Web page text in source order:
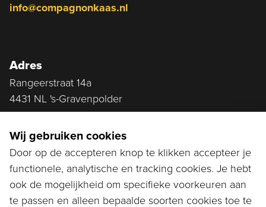
info@compagnonkaas.nl
Adres
Rangeerstraat 14a
4431 NL 's-Gravenpolder
Ga naar...
Bestellen
Wij gebruiken cookies
Door op de accepteren knop te klikken accepteer je
functionele, analytische en tracking cookies. Je hebt
ook de mogelijkheid om specifieke voorkeuren aan
te passen en alleen bepaalde soorten cookies toe te